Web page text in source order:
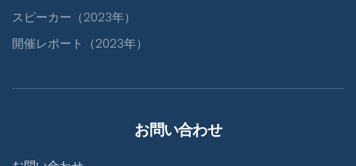
スピーカー（2023年）
開催レポート（2023年）
お問い合わせ